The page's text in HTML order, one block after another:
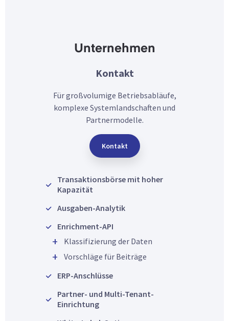
Unternehmen
Kontakt
Für großvolumige Betriebsabläufe,
komplexe Systemlandschaften und
Partnermodelle.
Kontakt
Transaktionsbörse mit hoher
Kapazität
Ausgaben-Analytik
Enrichment-API
Klassifizierung der Daten
Vorschläge für Beiträge
ERP-Anschlüsse
Partner- und Multi-Tenant-
Einrichtung